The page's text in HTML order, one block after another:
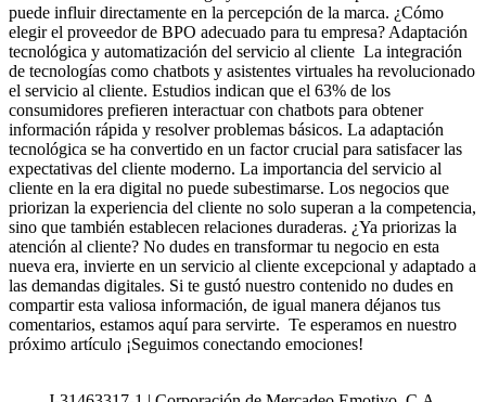
puede influir directamente en la percepción de la marca. ¿Cómo
elegir el proveedor de BPO adecuado para tu empresa? Adaptación
tecnológica y automatización del servicio al cliente La integración
de tecnologías como chatbots y asistentes virtuales ha revolucionado
el servicio al cliente. Estudios indican que el 63% de los
consumidores prefieren interactuar con chatbots para obtener
información rápida y resolver problemas básicos. La adaptación
tecnológica se ha convertido en un factor crucial para satisfacer las
expectativas del cliente moderno. La importancia del servicio al
cliente en la era digital no puede subestimarse. Los negocios que
priorizan la experiencia del cliente no solo superan a la competencia,
sino que también establecen relaciones duraderas. ¿Ya priorizas la
atención al cliente? No dudes en transformar tu negocio en esta
nueva era, invierte en un servicio al cliente excepcional y adaptado a
las demandas digitales. Si te gustó nuestro contenido no dudes en
compartir esta valiosa información, de igual manera déjanos tus
comentarios, estamos aquí para servirte. Te esperamos en nuestro
próximo artículo ¡Seguimos conectando emociones!